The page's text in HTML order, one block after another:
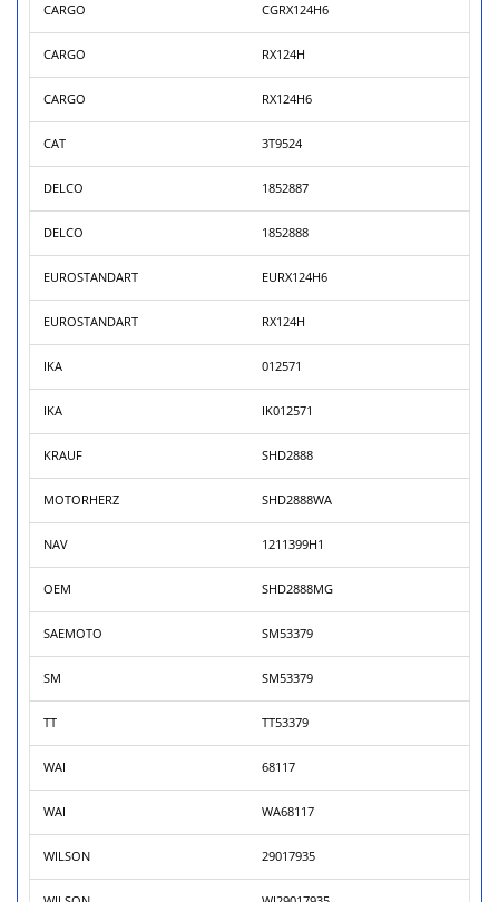
CARGO CGRX124H6
CARGO RX124H
CARGO RX124H6
CAT 3T9524
DELCO 1852887
DELCO 1852888
EUROSTANDART EURX124H6
EUROSTANDART RX124H
IKA 012571
IKA IK012571
KRAUF SHD2888
MOTORHERZ SHD2888WA
NAV 1211399H1
OEM SHD2888MG
SAEMOTO SM53379
SM SM53379
TT TT53379
WAI 68117
WAI WA68117
WILSON 29017935